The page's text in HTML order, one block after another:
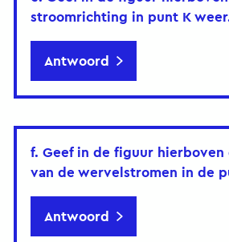
stroomrichting in punt K
Antwoord
f. Geef in de figuur
van de wervelstromen in de
Antwoord